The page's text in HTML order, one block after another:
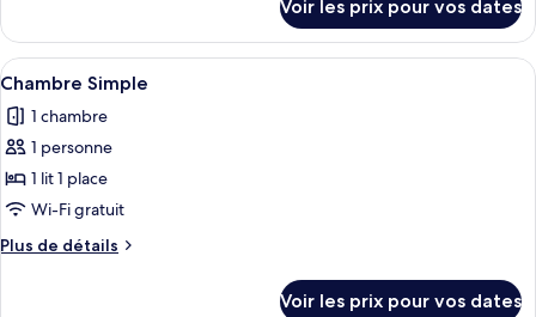
Double,
accessible
aux
personnes
à
mobilité
réduite
le
type
de
Chambre
Double,
aux
personnes
mobilité
Voir les prix pour vos dates
Afficher
toutes
les
photos
pour
ce
type
de
Une chambre d’hôtel moderne
4
Chambre Simple
1 chambre
1 personne
1 lit 1 place
Wi-Fi gratuit
Plus de détails
Plus
Voir les prix pour vos dates